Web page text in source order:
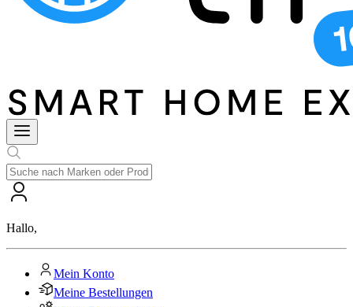
Hallo,
Mein Konto
Meine Bestellungen